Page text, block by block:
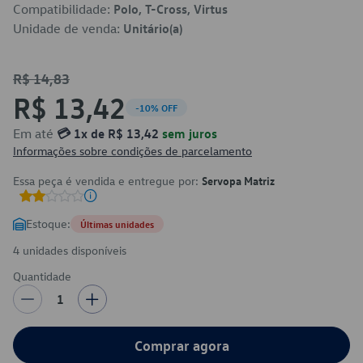
Compatibilidade: Polo, T-Cross, Virtus
Unidade de venda: Unitário(a)
R$ 14,83
R$ 13,42 -10% OFF
Em até 💳 1x de R$ 13,42 sem juros
Informações sobre condições de parcelamento
Essa peça é vendida e entregue por: Servopa Matriz
Estoque: Últimas unidades
4 unidades disponíveis
Quantidade
1
Comprar agora